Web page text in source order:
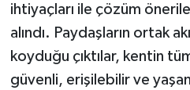
ihtiyaçları ile çözüm
alındı. Paydaşların ortak
koyduğu çıktılar, kentin
güvenli, erişilebilir ve